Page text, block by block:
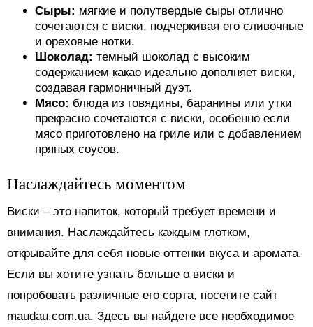
Сыры: мягкие и полутвердые сыры отлично
сочетаются с виски, подчеркивая его сливочные
и ореховые нотки.
Шоколад: темный шоколад с высоким
содержанием какао идеально дополняет виски,
создавая гармоничный дуэт.
Мясо: блюда из говядины, баранины или утки
прекрасно сочетаются с виски, особенно если
мясо приготовлено на гриле или с добавлением
пряных соусов.
Наслаждайтесь моментом
Виски – это напиток, который требует времени и
внимания. Наслаждайтесь каждым глотком,
открывайте для себя новые оттенки вкуса и аромата.
Если вы хотите узнать больше о виски и
попробовать различные его сорта, посетите сайт
maudau.com.ua. Здесь вы найдете все необходимое